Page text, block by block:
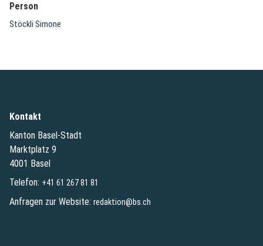
Person
Stöckli Simone
Kontakt
Kanton Basel-Stadt
Marktplatz 9
4001 Basel
Telefon: +41 61 267 81 81
Anfragen zur Website: redaktion@bs.ch